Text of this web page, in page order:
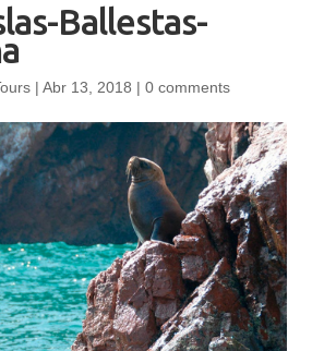
Ballestas-
| Abr 13, 2018 | 0 comments